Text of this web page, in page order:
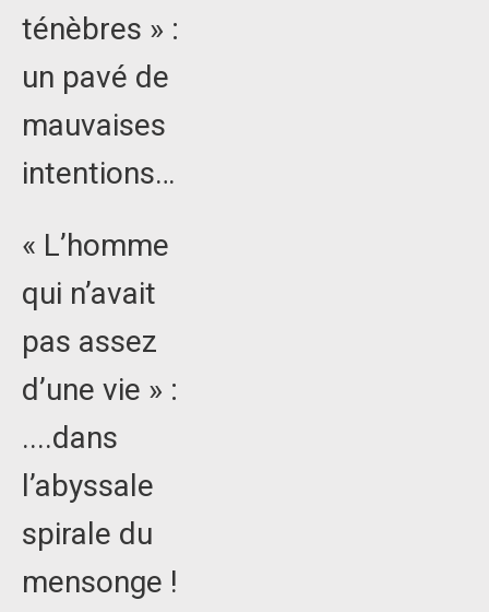
ténèbres » :
un pavé de
mauvaises
intentions…
« L’homme
qui n’avait
pas assez
d’une vie » :
....dans
l’abyssale
spirale du
mensonge !